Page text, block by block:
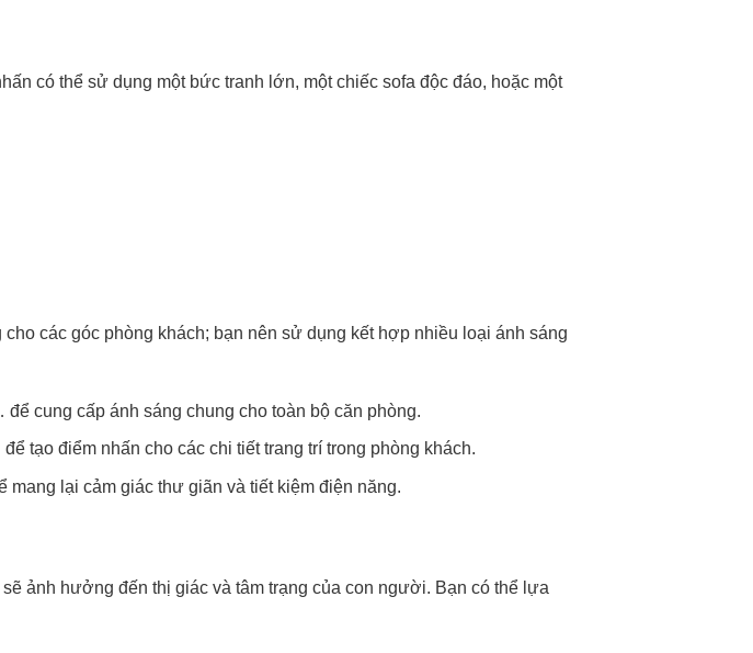
có thể sử dụng một bức tranh lớn, một chiếc sofa độc đáo, hoặc một
các góc phòng khách; bạn nên sử dụng kết hợp nhiều loại ánh sáng
cung cấp ánh sáng chung cho toàn bộ căn phòng.
tạo điểm nhấn cho các chi tiết trang trí trong phòng khách.
lại cảm giác thư giãn và tiết kiệm điện năng.
ảnh hưởng đến thị giác và tâm trạng của con người. Bạn có thể lựa